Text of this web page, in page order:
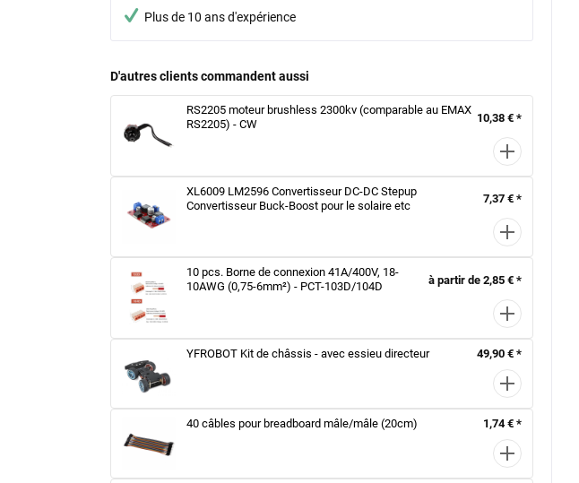
Plus de 10 ans d'expérience
D'autres clients commandent aussi
RS2205 moteur brushless 2300kv (comparable au EMAX
RS2205) - CW
10,38 € *
XL6009 LM2596 Convertisseur DC-DC Stepup
Convertisseur Buck-Boost pour le solaire etc
7,37 € *
10 pcs. Borne de connexion 41A/400V, 18-
10AWG (0,75-6mm²) - PCT-103D/104D
à partir de 2,85 € *
YFROBOT Kit de châssis - avec essieu directeur 49,90 € *
40 câbles pour breadboard mâle/mâle (20cm) 1,74 € *